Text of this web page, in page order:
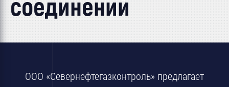
ООО «Севернефтегазконтроль» предлагает